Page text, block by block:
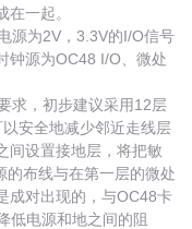
一起。
源为2V，3.3V的I/O信号
钟源为OC48 I/O、微处
求，初步建议采用12层
安全地减少邻近走线层
间设置接地层，将把敏
的布线与在第一层的微处
成对出现的，与OC48卡
低电源和地之间的阻